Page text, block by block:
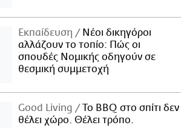
Εκπαίδευση
Νέοι δικηγόροι
αλλάζουν το τοπίο: Πώς οι
σπουδές Νομικής οδηγούν σε
θεσμική συμμετοχή
Good Living
Το BBQ στο σπίτι δεν
θέλει χώρο. Θέλει τρόπο.